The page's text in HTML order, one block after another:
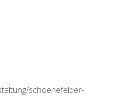
schoenefelder-